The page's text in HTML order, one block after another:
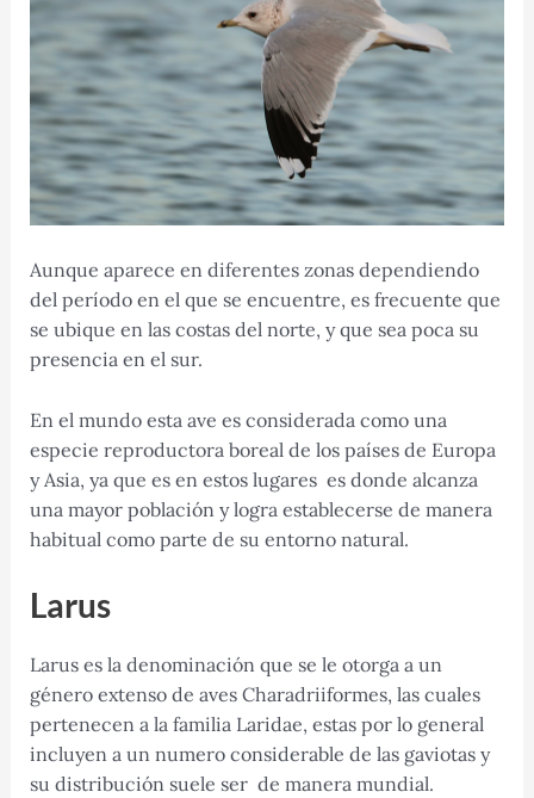
Aunque aparece en diferentes zonas dependiendo
del período en el que se encuentre, es frecuente que
se ubique en las costas del norte, y que sea poca su
presencia en el sur.
En el mundo esta ave es considerada como una
especie reproductora boreal de los países de Europa
y Asia, ya que es en estos lugares es donde alcanza
una mayor población y logra establecerse de manera
habitual como parte de su entorno natural.
Larus
Larus es la denominación que se le otorga a un
género extenso de aves Charadriiformes, las cuales
pertenecen a la familia Laridae, estas por lo general
incluyen a un numero considerable de las gaviotas y
su distribución suele ser de manera mundial.